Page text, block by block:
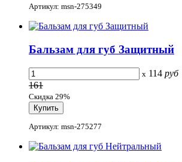
Артикул: msn-275349
Бальзам для губ Защитный
x 114 руб
161
Скидка 29%
Артикул: msn-275277